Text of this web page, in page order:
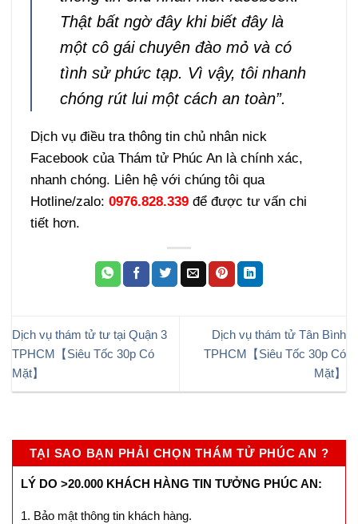
Thật bất ngờ đây khi biết đây là
một cô gái chuyên đào mỏ và có
tình sử phức tạp. Vì vậy, tôi nhanh
chóng rút lui một cách an toàn”.
Dịch vụ điều tra thông tin chủ nhân nick
Facebook của Thám tử Phúc An là chính xác,
nhanh chóng. Liên hệ với chúng tôi qua
Hotline/zalo:0976.828.339 để được tư vấn chi
tiết hơn.
Dịch vụ thám tử tư tại Quận 3
TPHCM【Siêu Tốc 30p Có
Mặt】
Dịch vụ thám tử Tân Bình
TPHCM【Siêu Tốc 30p Có
Mặt】
TẠI SAO BẠN PHẢI CHỌN THÁM TỬ PHÚC AN ?
LÝ DO >20.000 KHÁCH HÀNG TIN TƯỞNG PHÚC AN:
1. Bảo mật thông tin khách hàng.